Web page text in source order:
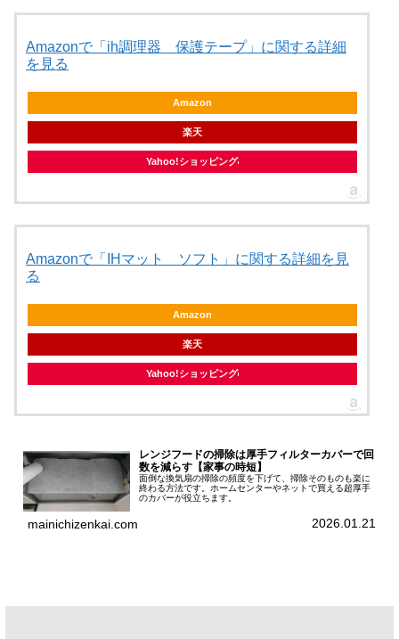
Amazonで「ih調理器 保護テープ」に関する詳細
を見る
Amazon
楽天
Yahoo!ショッピング
Amazonで「IHマット ソフト」に関する詳細を見
る
Amazon
楽天
Yahoo!ショッピング
レンジフードの掃除は厚手フィルターカバーで回
数を減らす【家事の時短】
面倒な換気扇の掃除の頻度を下げて、掃除そのものも楽に
終わる方法です。ホームセンターやネットで買える超厚手
のカバーが役立ちます。
mainichizenkai.com 2026.01.21